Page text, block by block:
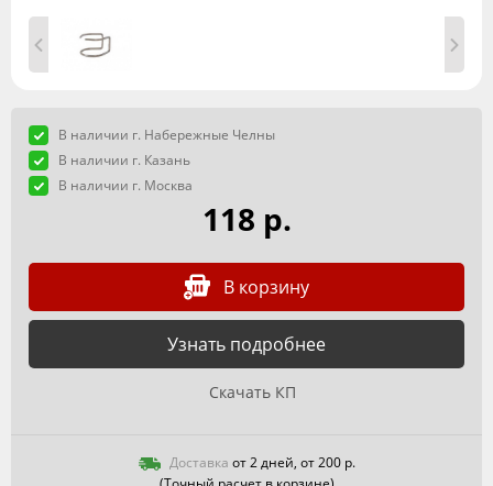
В наличии г. Набережные Челны
В наличии г. Казань
В наличии г. Москва
118 р.
В корзину
Узнать подробнее
Скачать КП
Доставка от 2 дней, от 200 р.